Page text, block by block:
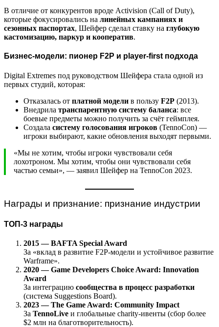
В отличие от конкурентов вроде Activision (Call of Duty),
которые фокусировались на линейных кампаниях и
сезонных паспортах, Шейфер сделал ставку на глубокую
кастомизацию, паркур и кооператив.
Бизнес-модели: пионер F2P и player-first подхода
Digital Extremes под руководством Шейфера стала одной из
первых студий, которая:
Отказалась от платной модели в пользу F2P (2013).
Внедрила транспарентную систему баланса: все
боевые предметы можно получить за счёт геймплея.
Создала систему голосования игроков (TennoCon) —
игроки выбирают, какие обновления выходят первыми.
«Мы не хотим, чтобы игроки чувствовали себя
лохотроном. Мы хотим, чтобы они чувствовали себя
частью семьи», — заявил Шейфер на TennoCon 2023.
Награды и признание: признание индустрии
ТОП-3 награды
2015 — BAFTA Special Award
За «вклад в развитие F2P-модели и устойчивое развитие
Warframe».
2020 — Game Developers Choice Award: Innovation
Award
За интеграцию сообщества в процесс разработки
(система Suggestions Board).
2023 — The Game Award: Community Impact
За TennoLive и глобальные charity-ивенты (сбор более
$2 млн на благотворительность).